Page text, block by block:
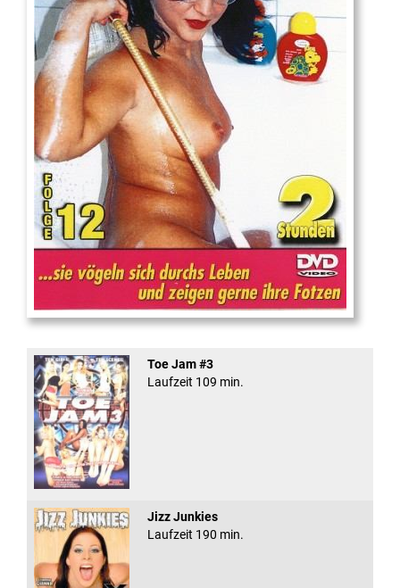
Teeny Fotzen Folge 12
Toe Jam #3
Laufzeit 109 min.
Jizz Junkies
Laufzeit 190 min.